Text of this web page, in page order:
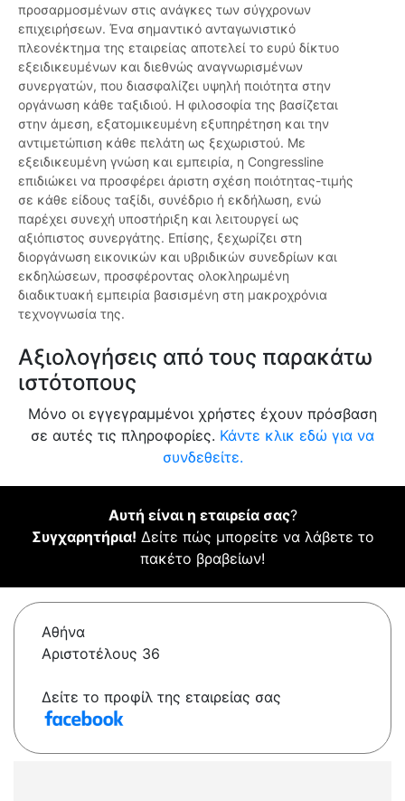
προσαρμοσμένων στις ανάγκες των σύγχρονων
επιχειρήσεων. Ένα σημαντικό ανταγωνιστικό
πλεονέκτημα της εταιρείας αποτελεί το ευρύ δίκτυο
εξειδικευμένων και διεθνώς αναγνωρισμένων
συνεργατών, που διασφαλίζει υψηλή ποιότητα στην
οργάνωση κάθε ταξιδιού. Η φιλοσοφία της βασίζεται
στην άμεση, εξατομικευμένη εξυπηρέτηση και την
αντιμετώπιση κάθε πελάτη ως ξεχωριστού. Με
εξειδικευμένη γνώση και εμπειρία, η Congressline
επιδιώκει να προσφέρει άριστη σχέση ποιότητας-τιμής
σε κάθε είδους ταξίδι, συνέδριο ή εκδήλωση, ενώ
παρέχει συνεχή υποστήριξη και λειτουργεί ως
αξιόπιστος συνεργάτης. Επίσης, ξεχωρίζει στη
διοργάνωση εικονικών και υβριδικών συνεδρίων και
εκδηλώσεων, προσφέροντας ολοκληρωμένη
διαδικτυακή εμπειρία βασισμένη στη μακροχρόνια
τεχνογνωσία της.
Αξιολογήσεις από τους παρακάτω
ιστότοπους
Μόνο οι εγγεγραμμένοι χρήστες έχουν πρόσβαση
σε αυτές τις πληροφορίες. Κάντε κλικ εδώ για να
συνδεθείτε.
Αυτή είναι η εταιρεία σας?
Συγχαρητήρια! Δείτε πώς μπορείτε να λάβετε το
πακέτο βραβείων!
Αθήνα
Αριστοτέλους 36
Δείτε το προφίλ της εταιρείας σας